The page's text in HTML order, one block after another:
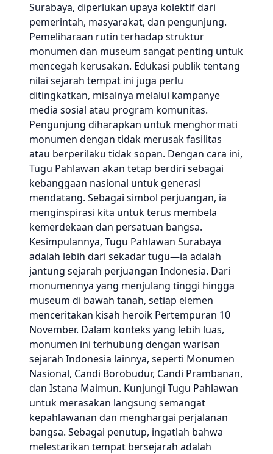
Surabaya, diperlukan upaya kolektif dari
pemerintah, masyarakat, dan pengunjung.
Pemeliharaan rutin terhadap struktur
monumen dan museum sangat penting untuk
mencegah kerusakan. Edukasi publik tentang
nilai sejarah tempat ini juga perlu
ditingkatkan, misalnya melalui kampanye
media sosial atau program komunitas.
Pengunjung diharapkan untuk menghormati
monumen dengan tidak merusak fasilitas
atau berperilaku tidak sopan. Dengan cara ini,
Tugu Pahlawan akan tetap berdiri sebagai
kebanggaan nasional untuk generasi
mendatang. Sebagai simbol perjuangan, ia
menginspirasi kita untuk terus membela
kemerdekaan dan persatuan bangsa.
Kesimpulannya, Tugu Pahlawan Surabaya
adalah lebih dari sekadar tugu—ia adalah
jantung sejarah perjuangan Indonesia. Dari
monumennya yang menjulang tinggi hingga
museum di bawah tanah, setiap elemen
menceritakan kisah heroik Pertempuran 10
November. Dalam konteks yang lebih luas,
monumen ini terhubung dengan warisan
sejarah Indonesia lainnya, seperti Monumen
Nasional, Candi Borobudur, Candi Prambanan,
dan Istana Maimun. Kunjungi Tugu Pahlawan
untuk merasakan langsung semangat
kepahlawanan dan menghargai perjalanan
bangsa. Sebagai penutup, ingatlah bahwa
melestarikan tempat bersejarah adalah